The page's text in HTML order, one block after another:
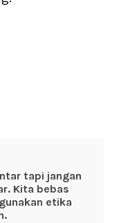
tapi jangan
Kita bebas
etika